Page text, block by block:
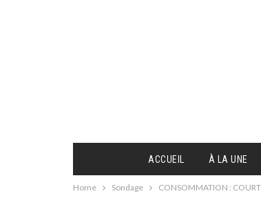
ACCUEIL À LA UNE
Home Sondage CONSOMMATION :